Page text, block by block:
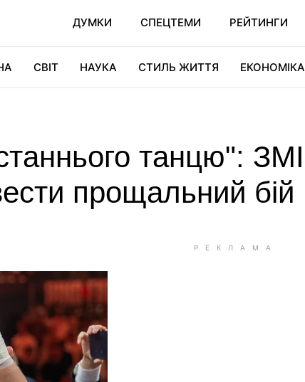
ДУМКИ СПЕЦТЕМИ РЕЙТИНГИ
СВІТ НАУКА СТИЛЬ ЖИТТЯ ЕКОНОМІКА
танцю": ЗМІ
прощальний бій